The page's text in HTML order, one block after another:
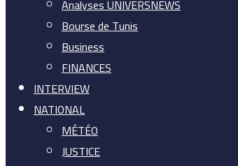
Analyses UNIVERSNEWS
Bourse de Tunis
Business
FINANCES
INTERVIEW
NATIONAL
MÉTÉO
JUSTICE